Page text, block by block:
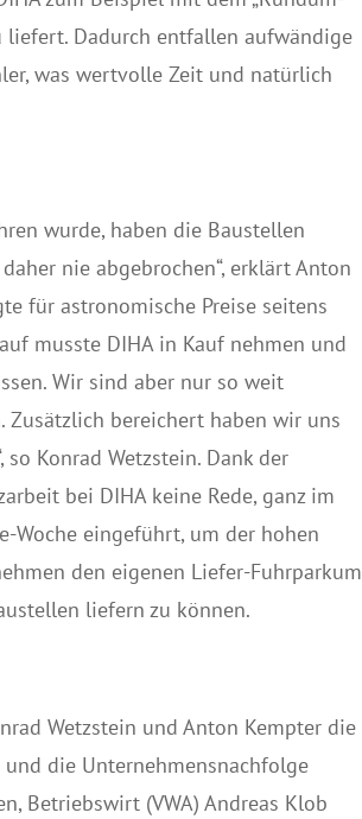
liefert. Dadurch entfallen aufwändige
was wertvolle Zeit und natürlich
wurde, haben die Baustellen
nie abgebrochen“, erklärt Anton
für astronomische Preise seitens
musste DIHA in Kauf nehmen und
Wir sind aber nur so weit
Zusätzlich bereichert haben wir uns
Konrad Wetzstein. Dank der
bei DIHA keine Rede, ganz im
Woche eingeführt, um der hohen
den eigenen Liefer-Fuhrparkum
liefern zu können.
Wetzstein und Anton Kempter die
die Unternehmensnachfolge
Betriebswirt (VWA) Andreas Klob